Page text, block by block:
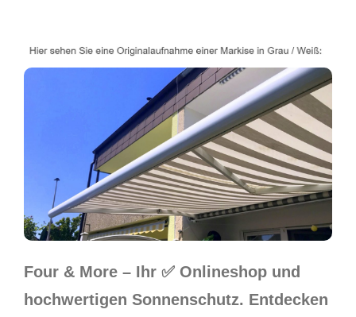
Four & More – Ihr ✅ Onlineshop und
hochwertigen Sonnenschutz. Entdecken